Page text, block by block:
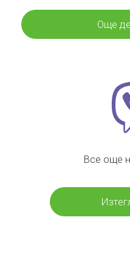
Още
Все още